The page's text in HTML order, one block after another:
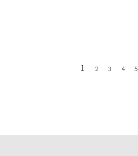
1 2 3 4 5